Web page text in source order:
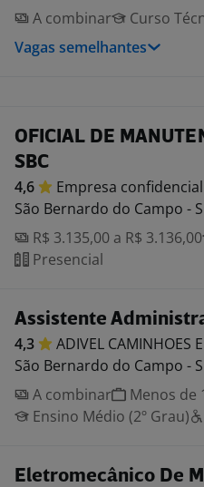
A combinar
Curso
Vagas semelhantes
OFICIAL DE
SBC
4,6 Empresa confidencial
São Bernardo do Campo -
R$ 3.135,00 a R$ 3.136,00
Presencial
Assistente
4,3 ADIVEL CAMINHOES
São Bernardo do Campo -
A combinar
Menos de
Ensino Médio (2º Grau)
Eletromecânico De